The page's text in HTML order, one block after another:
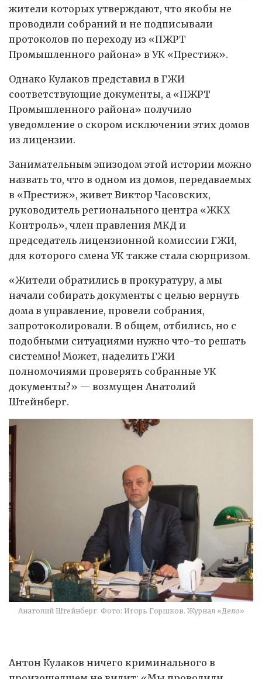
жители которых утверждают, что якобы не
проводили собраний и не подписывали
протоколов по переходу из «ПЖРТ
Промышленного района» в УК «Престиж».
Однако Кулаков представил в ГЖИ
соответствующие документы, а «ПЖРТ
Промышленного района» получило
уведомление о скором исключении этих домов
из лицензии.
Занимательным эпизодом этой истории можно
назвать то, что в одном из домов, передаваемых
в «Престиж», живет Виктор Часовских,
руководитель регионального центра «ЖКХ
Контроль», член правления МКД и
председатель лицензионной комиссии ГЖИ,
для которого смена УК также стала сюрпризом.
«Жители обратились в прокуратуру, а мы
начали собирать документы с целью вернуть
дома в управление, провели собрания,
запротоколировали. В общем, отбились, но с
подобными ситуациями нужно что-то решать
системно! Может, наделить ГЖИ
полномочиями проверять собранные УК
документы?» — возмущен Анатолий
Штейнберг.
Анатолий Штейнберг. Фото: Игорь Горшков. Журнал «Дело»
Антон Кулаков ничего криминального в